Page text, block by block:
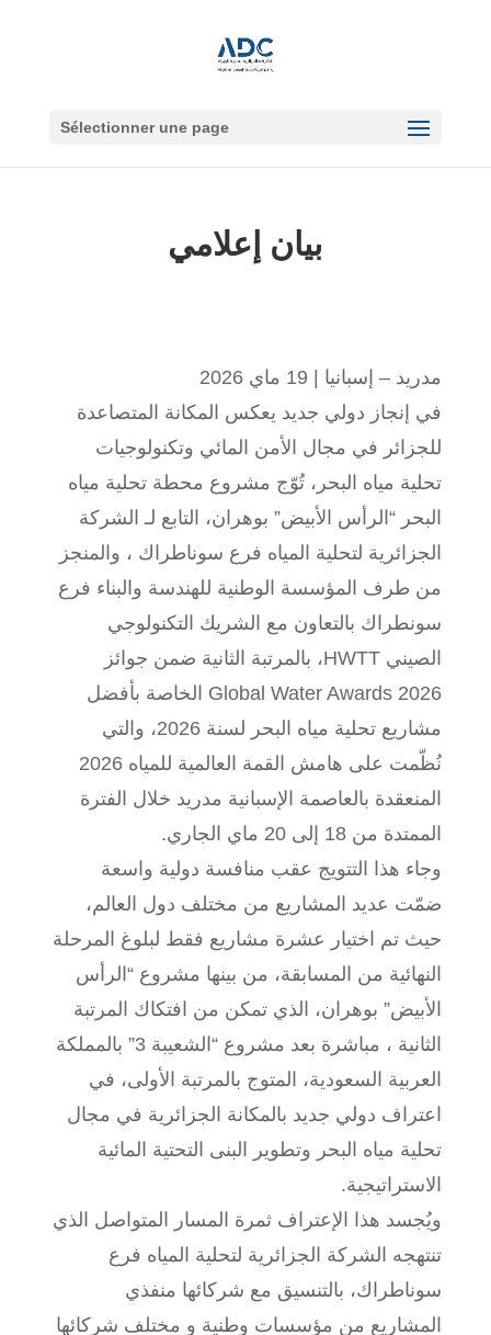
Sélectionner une page
بيان إعلامي
مدريد – إسبانيا | 19 ماي 2026
في إنجاز دولي جديد يعكس المكانة المتصاعدة
للجزائر في مجال الأمن المائي وتكنولوجيات
تحلية مياه البحر، تُوّج مشروع محطة تحلية مياه
البحر “الرأس الأبيض” بوهران، التابع لـ الشركة
الجزائرية لتحلية المياه فرع سوناطراك ، والمنجز
من طرف المؤسسة الوطنية للهندسة والبناء فرع
سونطراك بالتعاون مع الشريك التكنولوجي
الصيني HWTT، بالمرتبة الثانية ضمن جوائز
Global Water Awards 2026 الخاصة بأفضل
مشاريع تحلية مياه البحر لسنة 2026، والتي
نُظّمت على هامش القمة العالمية للمياه 2026
المنعقدة بالعاصمة الإسبانية مدريد خلال الفترة
الممتدة من 18 إلى 20 ماي الجاري.
وجاء هذا التتويج عقب منافسة دولية واسعة
ضمّت عديد المشاريع من مختلف دول العالم،
حيث تم اختيار عشرة مشاريع فقط لبلوغ المرحلة
النهائية من المسابقة، من بينها مشروع “الرأس
الأبيض” بوهران، الذي تمكن من افتكاك المرتبة
الثانية ، مباشرة بعد مشروع “الشعيبة 3” بالمملكة
العربية السعودية، المتوج بالمرتبة الأولى، في
اعتراف دولي جديد بالمكانة الجزائرية في مجال
تحلية مياه البحر وتطوير البنى التحتية المائية
الاستراتيجية.
ويُجسد هذا الإعتراف ثمرة المسار المتواصل الذي
تنتهجه الشركة الجزائرية لتحلية المياه فرع
سوناطراك، بالتنسيق مع شركائها منفذي
المشاريع من مؤسسات وطنية و مختلف شركائها